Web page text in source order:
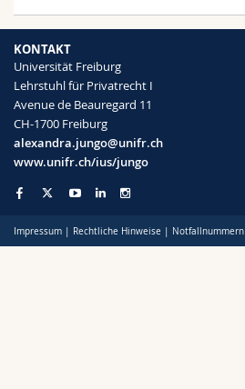
KONTAKT
Universität Freiburg
Lehrstuhl für Privatrecht I
Avenue de Beauregard 11
CH-1700 Freiburg
alexandra.jungo@unifr.ch
www.unifr.ch/ius/jungo
Impressum | Rechtliche Hinweise | Notfallnummern